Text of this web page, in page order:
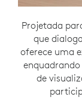
Projetada
que
oferece uma
de